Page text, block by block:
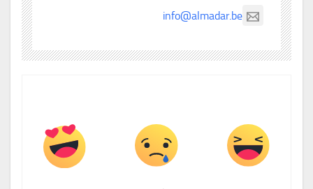
info@almadar.be